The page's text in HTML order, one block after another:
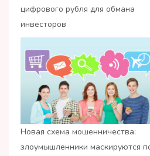
цифрового рубля для обмана
инвесторов
Новая схема мошенничества:
злоумышленники маскируются